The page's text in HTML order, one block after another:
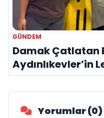
GÜNDEM
Damak Çatlatan
Aydınlıkevler’in
Damak
Yorumlar (0)